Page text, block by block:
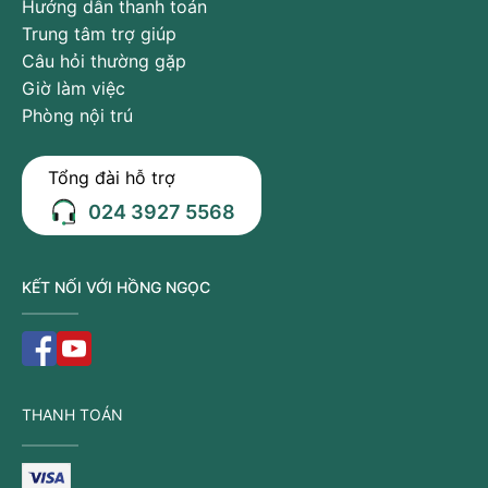
Cảm giác đau đớn khiến người bệnh vô cùng khó
Bệnh gút còn gây ảnh hưởng rất lớn đến tâm lý người
bệnh. Đối diện với cơn đau, người bệnh dễ trở nên
bất lực, bi quan và cảm xúc luôn không được ổn
Hướng dẫn thanh toán
Trung tâm trợ giúp
Câu hỏi thường gặp
Giờ làm việc
Phòng nội trú
Tổng đài hỗ trợ
024 3927 5568
KẾT NỐI VỚI HỒNG NGỌC
THANH TOÁN